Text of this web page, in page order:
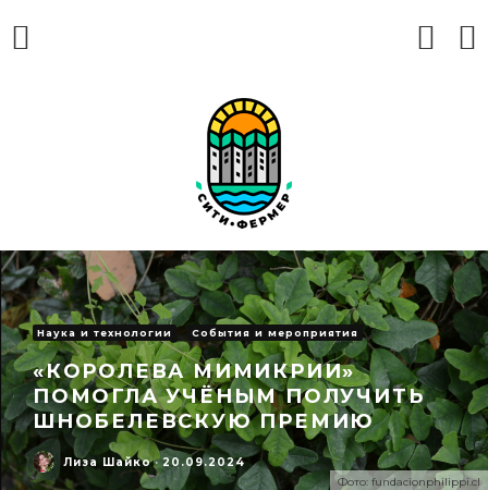
Фото: fundacionphilippi.cl
Наука и технологии События и мероприятия
«КОРОЛЕВА МИМИКРИИ»
ПОМОГЛА УЧЁНЫМ ПОЛУЧИТЬ
ШНОБЕЛЕВСКУЮ ПРЕМИЮ
Лиза Шайко · 20.09.2024